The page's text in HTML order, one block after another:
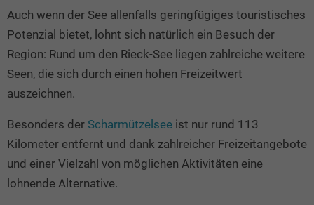
Auch wenn der See allenfalls geringfügiges touristisches
Potenzial bietet, lohnt sich natürlich ein Besuch der
Region: Rund um den Rieck-See liegen zahlreiche weitere
Seen, die sich durch einen hohen Freizeitwert
auszeichnen.
Besonders der Scharmützelsee ist nur rund 113
Kilometer entfernt und dank zahlreicher Freizeitangebote
und einer Vielzahl von möglichen Aktivitäten eine
lohnende Alternative.